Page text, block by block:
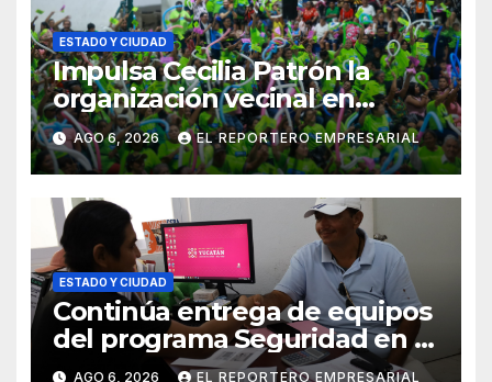
ESTADO Y CIUDAD
Impulsa Cecilia Patrón la
organización vecinal en
Mérida y suma a comités de
vigilancia en la prevención
social del delito
AGO 6, 2026 EL REPORTERO EMPRESARIAL
ESTADO Y CIUDAD
Continúa entrega de equipos
del programa Seguridad en el
Mar
AGO 6, 2026 EL REPORTERO EMPRESARIAL